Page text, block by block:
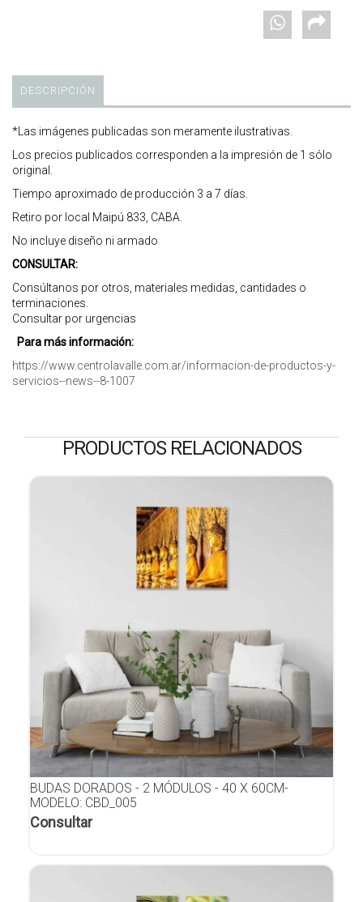
DESCRIPCIÓN
*Las imágenes publicadas son meramente ilustrativas.
Los precios publicados corresponden a la impresión de 1 sólo
original.
Tiempo aproximado de producción 3 a 7 días.
Retiro por local Maipú 833, CABA.
No incluye diseño ni armado
CONSULTAR:
Consúltanos por otros, materiales medidas, cantidades o
terminaciones.
Consultar por urgencias
Para más información:
https://www.centrolavalle.com.ar/informacion-de-productos-y-
servicios--news--8-1007
PRODUCTOS RELACIONADOS
BUDAS DORADOS - 2 MÓDULOS - 40 X 60CM-
MODELO: CBD_005
Consultar